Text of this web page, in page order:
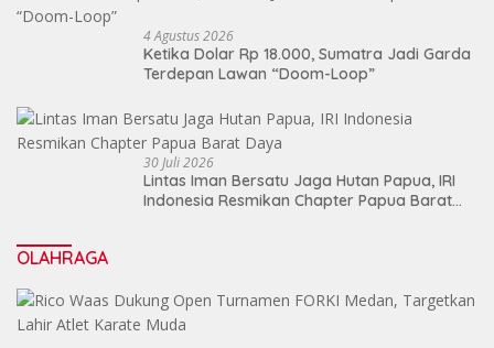
4 Agustus 2026
Ketika Dolar Rp 18.000, Sumatra Jadi Garda
Terdepan Lawan “Doom-Loop”
30 Juli 2026
Lintas Iman Bersatu Jaga Hutan Papua, IRI
Indonesia Resmikan Chapter Papua Barat
OLAHRAGA